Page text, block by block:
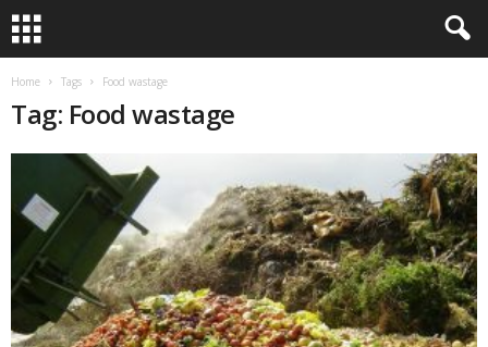
Home Tags Food wastage
Tag: Food wastage